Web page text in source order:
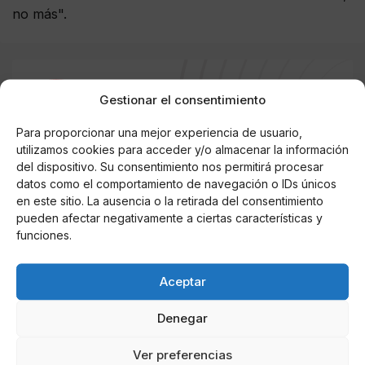
Gestionar el consentimiento
Para proporcionar una mejor experiencia de usuario,
utilizamos cookies para acceder y/o almacenar la información
del dispositivo. Su consentimiento nos permitirá procesar
datos como el comportamiento de navegación o IDs únicos
en este sitio. La ausencia o la retirada del consentimiento
pueden afectar negativamente a ciertas características y
funciones.
Aceptar
Denegar
Ver preferencias
no más".
AUTOR
Noticias relacionadas
Online Casino
Mejores Casinos Online con Bitcoin y
Criptomonedas en Argentina 2025